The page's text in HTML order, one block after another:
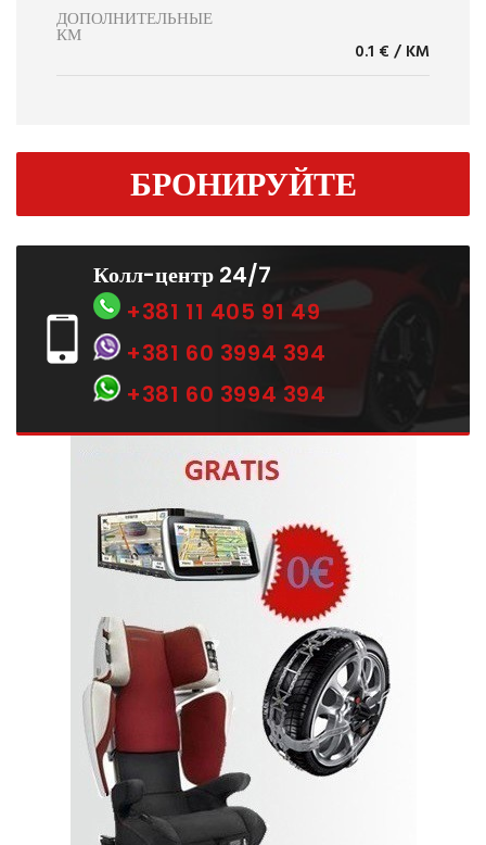
ДОПОЛНИТЕЛЬНЫЕ
КМ
0.1 € / KM
БРОНИРУЙТЕ
Колл-центр 24/7
+381 11 405 91 49
+381 60 3994 394
+381 60 3994 394